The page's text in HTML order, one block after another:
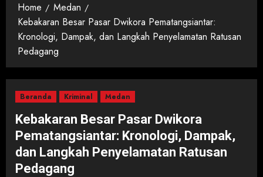
Home
Medan
Kebakaran Besar Pasar Dwikora Pematangsiantar:
Kronologi, Dampak, dan Langkah Penyelamatan Ratusan
Pedagang
Beranda Kriminal Medan
Kebakaran Besar Pasar Dwikora
Pematangsiantar: Kronologi, Dampak,
dan Langkah Penyelamatan Ratusan
Pedagang